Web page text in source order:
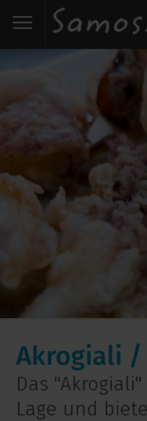
Entdecken
Essen
Wohnen
Karte
Akrogiali /
Das
Lage und